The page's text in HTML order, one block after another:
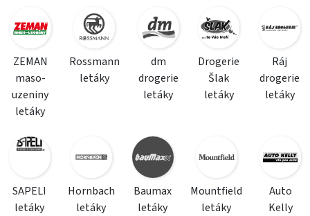
ZEMAN
maso-
uzeniny
letáky
Rossmann
letáky
dm
drogerie
letáky
Drogerie
Šlak
letáky
Ráj
drogerie
letáky
SAPELI
letáky
Hornbach
letáky
Baumax
letáky
Mountfield
letáky
Auto
Kelly